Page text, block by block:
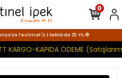
Teslimat 🚀 | Sektörde 25. YIL 🧿
KAPIDA ÖDEME
0